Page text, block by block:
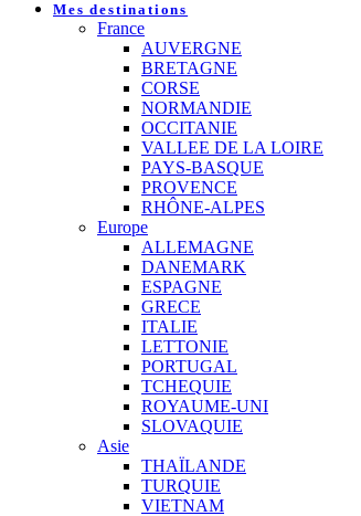
Mes destinations
France
AUVERGNE
BRETAGNE
CORSE
NORMANDIE
OCCITANIE
VALLEE DE LA LOIRE
PAYS-BASQUE
PROVENCE
RHÔNE-ALPES
Europe
ALLEMAGNE
DANEMARK
ESPAGNE
GRECE
ITALIE
LETTONIE
PORTUGAL
TCHEQUIE
ROYAUME-UNI
SLOVAQUIE
Asie
THAÏLANDE
TURQUIE
VIETNAM